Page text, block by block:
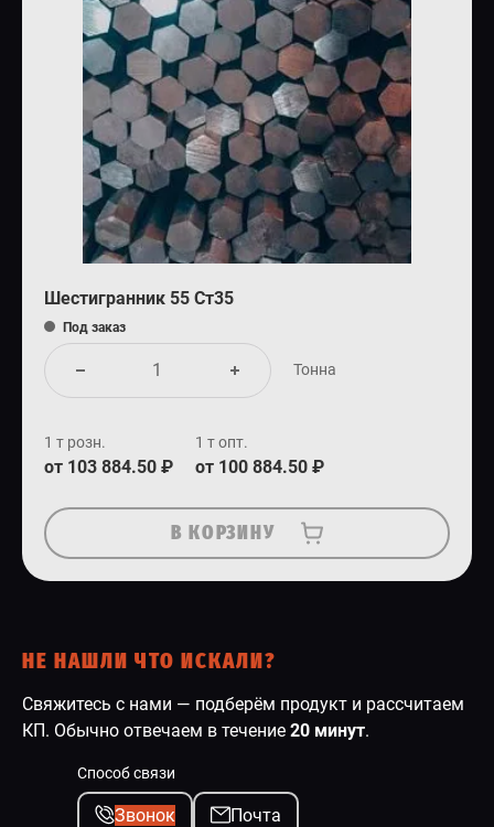
Шестигранник 55 Ст35
Под заказ
Тонна
1 т розн.
от 103 884.50 ₽
1 т опт.
от 100 884.50 ₽
В КОРЗИНУ
НЕ НАШЛИ ЧТО ИСКАЛИ?
Свяжитесь с нами — подберём продукт и рассчитаем
КП. Обычно отвечаем в течение 20 минут.
Способ связи
Звонок Почта